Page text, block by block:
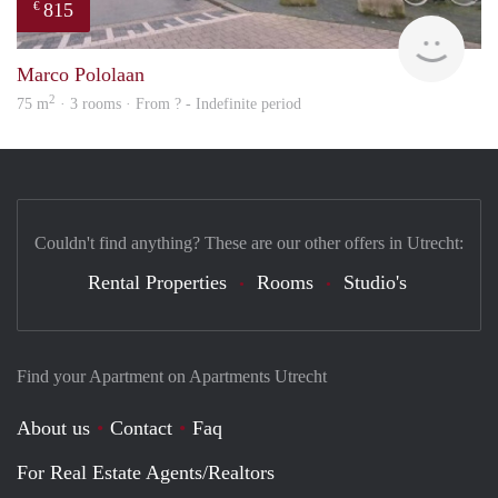
€ 815
Marco Pololaan
75 m2 · 3 rooms · From ? - Indefinite period
Find your Apartment on Apartments Utrecht
About us Contact
Faq
For Real Estate Agents/Realtors
Couldn't find anything? These are our other offers in Utrecht:
Rental Properties Rooms Studio's